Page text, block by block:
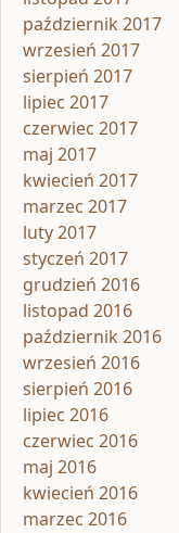
październik 2017
wrzesień 2017
sierpień 2017
lipiec 2017
czerwiec 2017
maj 2017
kwiecień 2017
marzec 2017
luty 2017
styczeń 2017
grudzień 2016
listopad 2016
październik 2016
wrzesień 2016
sierpień 2016
lipiec 2016
czerwiec 2016
maj 2016
kwiecień 2016
marzec 2016